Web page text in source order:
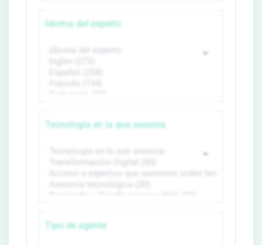
Idioma del experto
Tecnología en la que asesora
Tipo de agente